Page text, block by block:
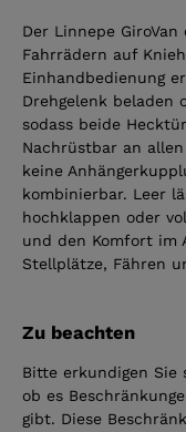
Der Linnepe
Fahrrädern auf
Einhandbedienung
Drehgelenk beladen
sodass beide
Nachrüstbar an
keine
kombinierbar. Leer
hochklappen oder
und den Komfort im
Stellplätze, Fähren
Zu beachten
Bitte erkundigen Sie
ob es
gibt. Diese